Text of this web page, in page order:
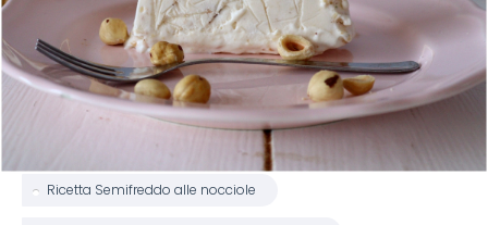
Ricetta Semifreddo alle nocciole